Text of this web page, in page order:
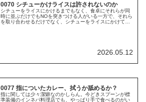
0070 シチューかけライスは許されないのか
シチューをライスにかけるまでもなく、食卓にそれらが同
時に並ぶだけでもNOを突きつける人がいる一方で、それら
を取り合わせるだけでなく、シチューをライスにかけてし
2026.05.12
0077 指についたカレー、拭うか舐めるか？
指に関しては少々潔癖なのかしらん。今どきスプーンが標
準装備のインネパ料理店でも、やっぱり手で食べるのがい